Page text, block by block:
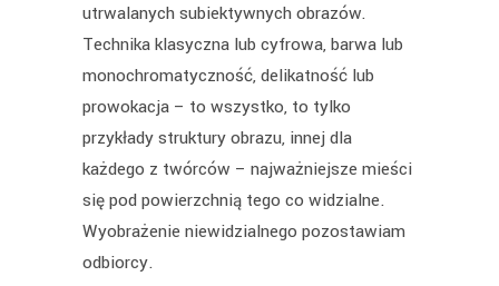
utrwalanych subiektywnych obrazów.
Technika klasyczna lub cyfrowa, barwa lub
monochromatyczność, delikatność lub
prowokacja – to wszystko, to tylko
przykłady struktury obrazu, innej dla
każdego z twórców – najważniejsze mieści
się pod powierzchnią tego co widzialne.
Wyobrażenie niewidzialnego pozostawiam
odbiorcy.